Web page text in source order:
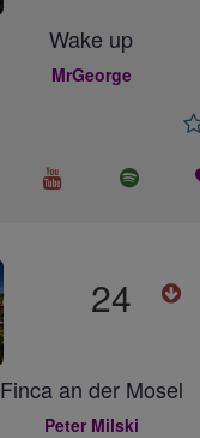
Wake up
MrGeorge
24
Finca an der Mosel
Peter Milski